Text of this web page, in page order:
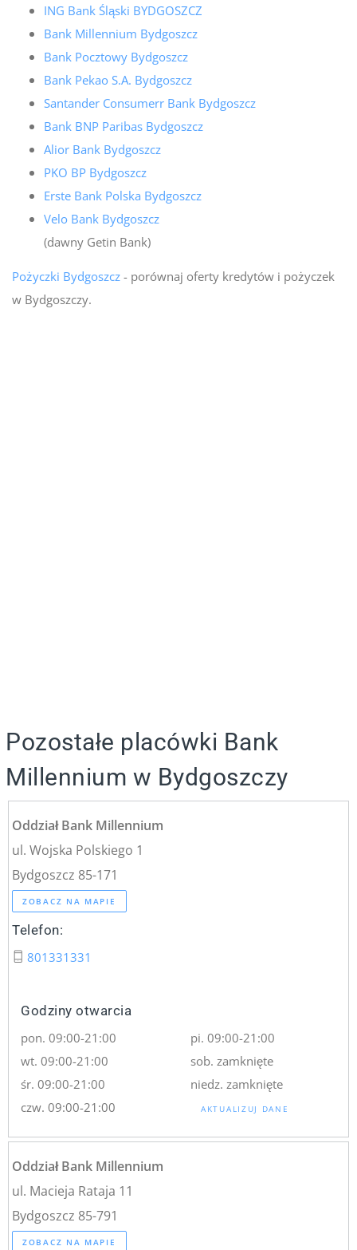
ING Bank Śląski BYDGOSZCZ
Bank Millennium Bydgoszcz
Bank Pocztowy Bydgoszcz
Bank Pekao S.A. Bydgoszcz
Santander Consumerr Bank Bydgoszcz
Bank BNP Paribas Bydgoszcz
Alior Bank Bydgoszcz
PKO BP Bydgoszcz
Erste Bank Polska Bydgoszcz
Velo Bank Bydgoszcz
(dawny Getin Bank)
Pożyczki Bydgoszcz- porównaj oferty kredytów i pożyczek
w Bydgoszczy.
Pozostałe placówki Bank
Millennium w Bydgoszczy
Oddział Bank Millennium
ul. Wojska Polskiego 1
Bydgoszcz 85-171
ZOBACZ NA MAPIE
Telefon:
801331331
Godziny otwarcia
pon. 09:00-21:00
wt. 09:00-21:00
śr. 09:00-21:00
czw. 09:00-21:00
pi. 09:00-21:00
sob. zamknięte
niedz. zamknięte
AKTUALIZUJ DANE
Oddział Bank Millennium
ul. Macieja Rataja 11
Bydgoszcz 85-791
ZOBACZ NA MAPIE